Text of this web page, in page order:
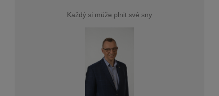
Každý si může plnit své sny